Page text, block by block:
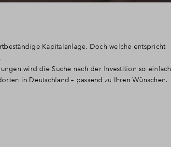
Kapitalanlage. Doch welche entspricht
wird die Suche nach der Investition so einfach
in Deutschland – passend zu Ihren Wünschen.